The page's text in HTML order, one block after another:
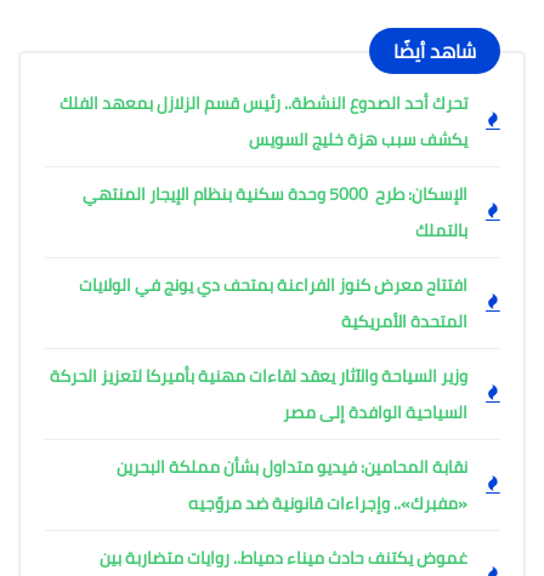
شاهد أيضًا
تحرك أحد الصدوع النشطة.. رئيس قسم الزلازل بمعهد الفلك
يكشف سبب هزة خليج السويس
الإسكان: طرح 5000 وحدة سكنية بنظام الإيجار المنتهي
بالتملك
افتتاح معرض كنوز الفراعنة بمتحف دي يونج في الولايات
المتحدة الأمريكية
وزير السياحة والآثار يعقد لقاءات مهنية بأميركا لتعزيز الحركة
السياحية الوافدة إلى مصر
نقابة المحامين: فيديو متداول بشأن مملكة البحرين
«مفبرك».. وإجراءات قانونية ضد مروّجيه
غموض يكتنف حادث ميناء دمياط.. روايات متضاربة بين